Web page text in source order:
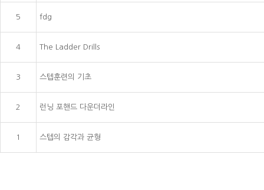
5 fdg
4 The Ladder Drills
3 스텝훈련의 기초
2 런닝 포핸드 다운더라인
1 스텝의 감각과 균형